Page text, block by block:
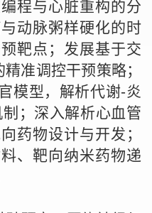
程与心脏重构的分
动脉粥样硬化的时
靶点；发展基于交
准调控干预策略；
模型，解析代谢-炎
；深入解析心血管
药物设计与开发；
、靶向纳米药物递